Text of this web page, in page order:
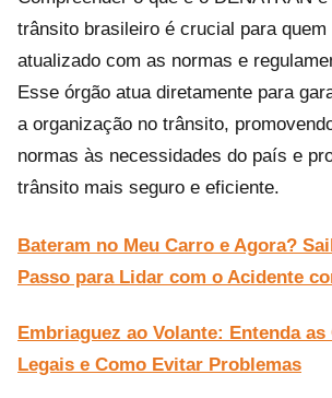
trânsito brasileiro é crucial para
atualizado com as normas e
Esse órgão atua diretamente para
a organização no trânsito,
normas às necessidades do país e
trânsito mais seguro e eficiente.
Bateram no Meu Carro e Agora?
Passo para Lidar com o Acidente
Embriaguez ao Volante: Entenda
Legais e Como Evitar Problemas